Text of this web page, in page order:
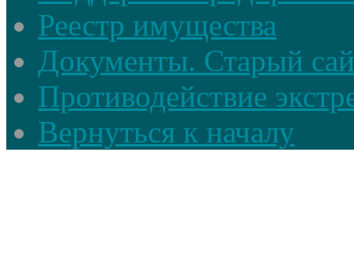
Реестр имущества
Документы. Старый
Противодействие
Вернуться к началу